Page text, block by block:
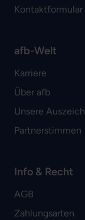
Kontaktformular
afb-Welt
Karriere
Über afb
Unsere
Partnerstimmen
Info & Recht
AGB
Zahlungsarten